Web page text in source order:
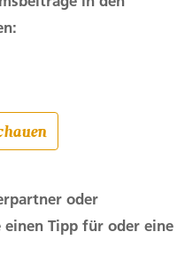
oder
einen Tipp für oder eine